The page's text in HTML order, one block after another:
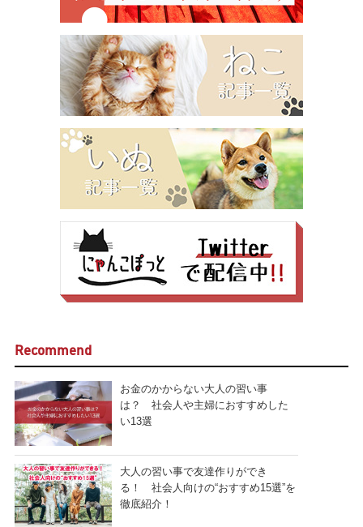
Recommend
お金のかからない大人の習い事
は？ 社会人や主婦におすすめした
い13選
大人の習い事で友達作りができ
る！ 社会人向けの“おすすめ15選”を
徹底紹介！